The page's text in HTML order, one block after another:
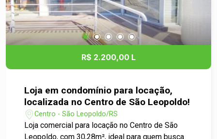
excelente oportunidade para estabelecer seu
negócio em uma região de grande circulação e
visibilidade. Agende sua visita e venha conhecer
seu novo endereço comercial!
R$ 2.200,00 L
Loja em condomínio para locação,
localizada no Centro de São Leopoldo!
Centro - São Leopoldo/RS
Loja comercial para locação no Centro de São
Leopoldo, com 30,28m², ideal para quem busca